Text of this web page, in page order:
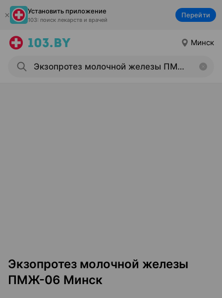
Установить приложение
103: поиск лекарств и врачей
Перейти
Минск
Экзопротез молочной железы
ПМЖ-06 Минск